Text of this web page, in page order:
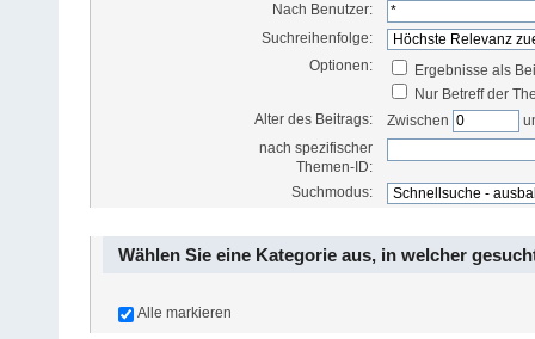
Nach Benutzer:
Suchreihenfolge:
Optionen:
Ergebnisse als
Nur Betreff der
Alter des Beitrags:
Zwischen
nach spezifischer
Themen-ID:
Suchmodus:
Wählen Sie eine Kategorie aus, in welcher
Alle markieren